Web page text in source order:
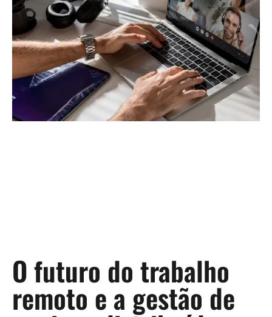
O futuro do trabalho
remoto e a gestão de